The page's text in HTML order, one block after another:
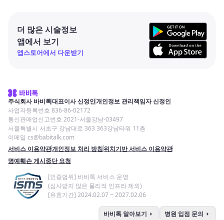
더 많은 시술정보
앱에서 보기
앱스토어에서 다운받기
주식회사 바비톡대표이사 신정인개인정보 관리책임자 신정인
사업자등록번호 836-86-02172
통신판매업신고번호 2021-서울강남-03497
서울특별시 서초구 강남대로 363 363강남타워 11층
이메일 cs@babitalk.com
서비스 이용약관개인정보 처리 방침위치기반 서비스 이용약관
명예훼손 게시중단 요청
[인증범위] 바비톡 서비스 운영
(심사받지 않은 물리적 인프라 제외)
[유효기간] 2024.02.07 ~ 2027.02.06
바비톡 알아보기 arrow_right 병원 입점 문의 arrow_right